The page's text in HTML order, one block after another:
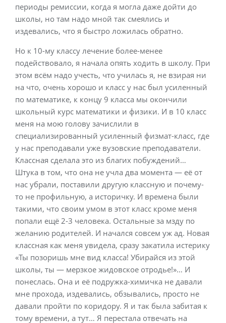
периоды ремиссии, когда я могла даже дойти до
школы, но там надо мной так смеялись и
издевались, что я быстро ложилась обратно.
Но к 10-му классу лечение более-менее
подействовало, я начала опять ходить в школу. При
этом всём надо учесть, что училась я, не взирая ни
на что, очень хорошо и класс у нас был усиленный
по математике, к концу 9 класса мы окончили
школьный курс математики и физики. И в 10 класс
меня на мою голову зачислили в
специализированный усиленный физмат-класс, где
у нас преподавали уже вузовские преподаватели.
Классная сделала это из благих побуждений…
Штука в том, что она не учла два момента — её от
нас убрали, поставили другую классную и почему-
то не профильную, а историчку. И времена были
такими, что своим умом в этот класс кроме меня
попали ещё 2-3 человека. Остальные за мзду по
желанию родителей. И начался совсем уж ад. Новая
классная как меня увидела, сразу закатила истерику
«Ты позоришь мне вид класса! Убирайся из этой
школы, ты — мерзкое жидовское отродье!»… И
понеслась. Она и её подружка-химичка не давали
мне прохода, издевались, обзывались, просто не
давали пройти по коридору. Я и так была забитая к
тому времени, а тут… Я перестала отвечать на